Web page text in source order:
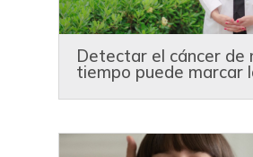
Detectar el cáncer de
tiempo puede marcar
diferencia